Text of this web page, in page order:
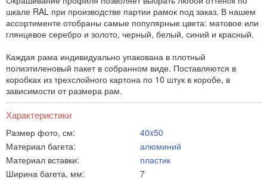
шкале RAL при производстве партии рамок под заказ. В нашем
ассортименте отобраны самые популярные цвета: матовое или
глянцевое серебро и золото, черный, белый, синий и красный.
Каждая рама индивидуально упакована в плотный
полиэтиленовый пакет в собранном виде. Поставляются в
коробках из трехслойного картона по 10 штук в коробе, в
зависимости от размера рам.
Характеристики
Размер фото, см:
40x50
Материал багета:
алюминий
Материал вставки:
пластик
Ширина багета, мм:
7